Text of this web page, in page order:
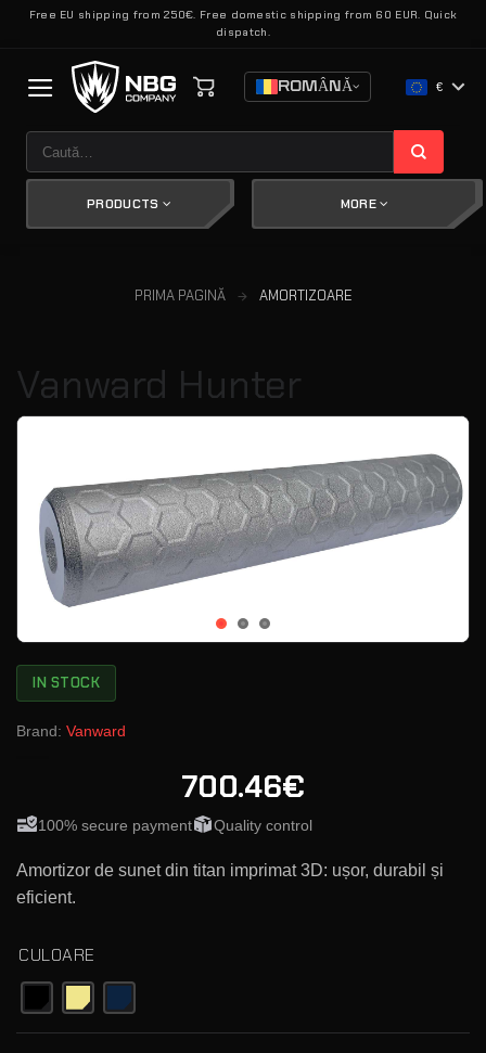
SkipFree EU shipping from 250€. Free domestic shipping from 60 EUR. Quick
dispatch.
ROMÂNĂ €
după:
PRODUCTS MORE
PRIMA PAGINĂ AMORTIZOARE
Vanward Hunter
IN STOCK
Brand: Vanward
700.46€
100% secure payment Quality control
Amortizor de sunet din titan imprimat 3D: ușor, durabil și
eficient.
CULOARE